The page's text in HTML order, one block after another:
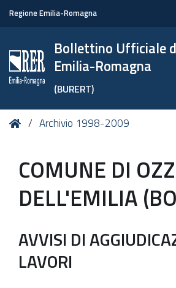
Regione Emilia-Romagna
Bollettino Ufficiale
Emilia-Romagna
(BURERT)
Tu HomeArchivio 1998-2009
COMUNE DI
DELL'EMILIA
AVVISI DI
LAVORI